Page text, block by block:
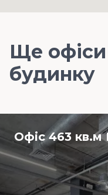
Ще
будинку
Офіс 463 кв.м